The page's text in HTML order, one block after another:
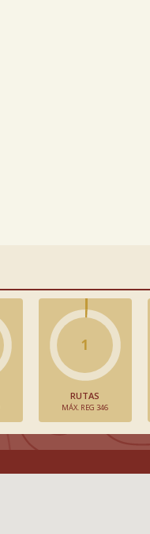
1
RUTAS
MÁX. REG 346